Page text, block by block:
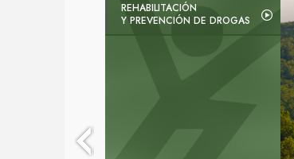
REHABILITACIÓN
Y PREVENCIÓN DE DROGAS